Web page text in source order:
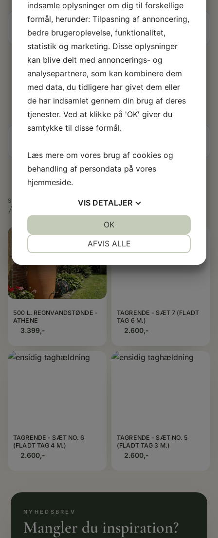
Specifikationer
SE OGSÅ
Andre populære produkter
500 L. REGNVANDSTØNDE -
ATHENE
3.399,-
TAGRENDE - SÆT 7 (FLADT
TAG 6 M.)
2.600,-
TAGRENDE - SÆT NO. 6
(FLADT TAG 4 M.)
2.600,-
TAGRENDE - SÆT NO. 5
(FLADT TAG 3 M.)
2.600,-
Mangler du inspiration?
indsamle oplysninger om dig til forskellige
formål, herunder: Tilpasning af annoncering,
bedre brugeroplevelse, funktionalitet,
statistik og marketing. Disse oplysninger
kan blive delt med annoncerings- og
analysepartnere, som kan kombinere dem
med data, du tidligere har givet dem eller
de har indsamlet gennem din brug af deres
tjenester. Ved at klikke på 'OK' giver du
samtykke til disse formål.
Læs mere om vores brug af cookies og
behandling af persondata på vores
hjemmeside.
VIS DETALJER
MARKETING
AFVIS ALLE
OK